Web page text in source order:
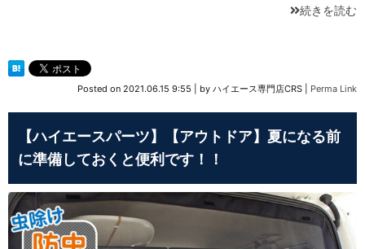
続きを読む
Posted on 2021.06.15 9:55 by ハイエース専門店CRS Perma Link
【ハイエースパーツ】【アウトドア】夏になる前
に準備しておくと便利です！！